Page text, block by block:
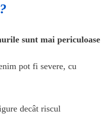
sunt mai periculoase
pot fi severe, cu
decât riscul